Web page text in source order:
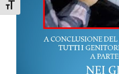
Attiva/disattiva dimensione testo